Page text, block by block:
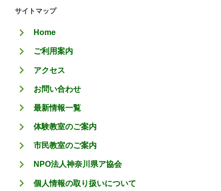
ゴ
ー
サイトマップ
Home
ご利用案内
アクセス
お問い合わせ
最新情報一覧
体験教室のご案内
市民教室のご案内
NPO法人神奈川県ア協会
個人情報の取り扱いについて